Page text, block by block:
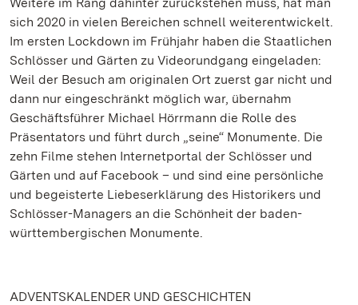
sich 2020 in vielen Bereichen schnell weiterentwickelt.
Im ersten Lockdown im Frühjahr haben die Staatlichen
Schlösser und Gärten zu Videorundgang eingeladen:
Weil der Besuch am originalen Ort zuerst gar nicht und
dann nur eingeschränkt möglich war, übernahm
Geschäftsführer Michael Hörrmann die Rolle des
Präsentators und führt durch „seine“ Monumente. Die
zehn Filme stehen Internetportal der Schlösser und
Gärten und auf Facebook – und sind eine persönliche
und begeisterte Liebeserklärung des Historikers und
Schlösser-Managers an die Schönheit der baden-
württembergischen Monumente.
ADVENTSKALENDER UND GESCHICHTEN